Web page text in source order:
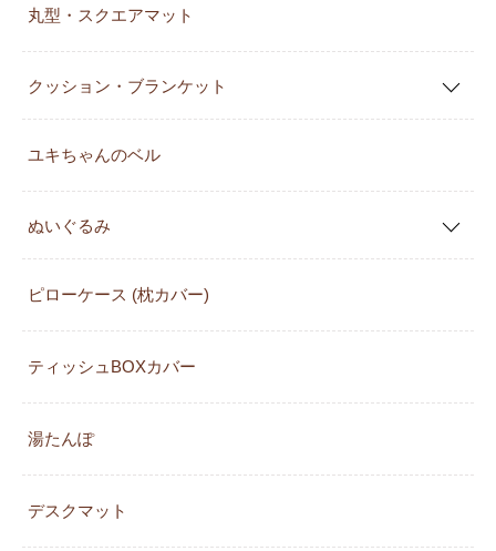
丸型・スクエアマット
クッション・ブランケット
ユキちゃんのベル
ぬいぐるみ
ピローケース (枕カバー)
ティッシュBOXカバー
湯たんぽ
デスクマット